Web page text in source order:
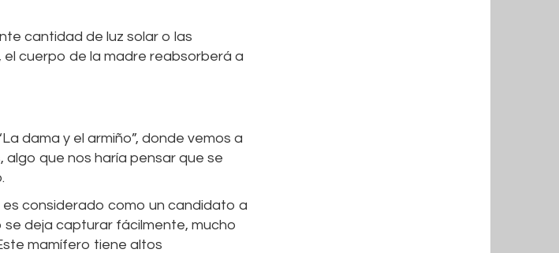
cantidad de luz solar o las
cuerpo de la madre reabsorberá a
dama y el armiño”, donde vemos a
que nos haría pensar que se
considerado como un candidato a
se deja capturar fácilmente, mucho
mamífero tiene altos